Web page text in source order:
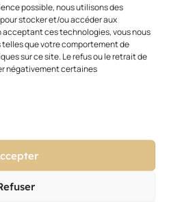
possible, nous utilisons des
stocker et/ou accéder aux
acceptant ces technologies, vous nous
que votre comportement de
sur ce site. Le refus ou le retrait de
négativement certaines
de langue, il leur est impossible
une demande de VAE, après
de travail en salon.
avec des locations de